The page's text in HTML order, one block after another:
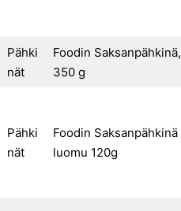
Pähki
nät
Foodin Saksanpähkinä,
350 g
Pähki
nät
Foodin Saksanpähkinä
luomu 120g